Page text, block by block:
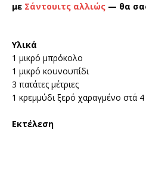
με Σάντουιτς αλλιώς — θα
Υλικά
1 μικρό μπρόκολο
1 μικρό κουνουπίδι
3 πατάτες μέτριες
1 κρεμμύδι ξερό χαραγμένο στά 4
Εκτέλεση